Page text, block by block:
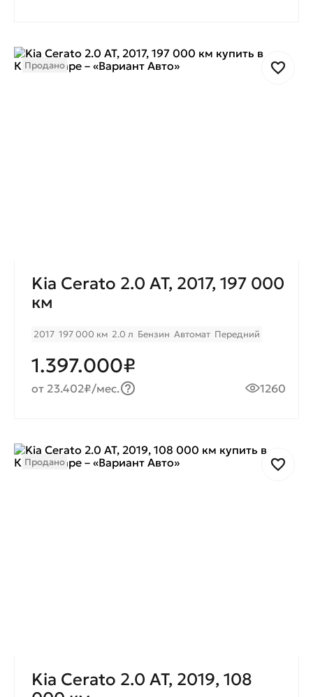
Продано
Kia Cerato 2.0 AT, 2017, 197 000
км
2017 197 000 км 2.0 л Бензин Автомат Передний
1.397.000₽
от 23.402₽/мес. 1260
Продано
Kia Cerato 2.0 AT, 2019, 108